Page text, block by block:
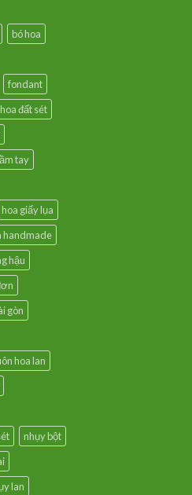
bó hoa
fondant
đất sét
tay
hoa giấy lụa
handmade
hậu
gòn
hoa lan
nhụy bột
lan